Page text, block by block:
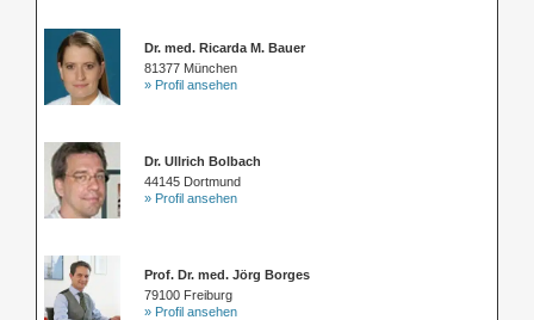
Dr. med. Ricarda M. Bauer
81377 München
» Profil ansehen
Dr. Ullrich Bolbach
44145 Dortmund
» Profil ansehen
Prof. Dr. med. Jörg Borges
79100 Freiburg
» Profil ansehen